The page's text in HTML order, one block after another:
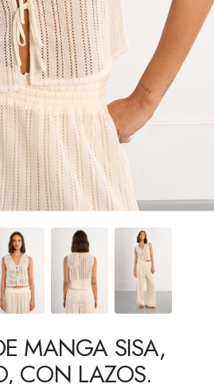
MANGA SISA,
CON LAZOS.